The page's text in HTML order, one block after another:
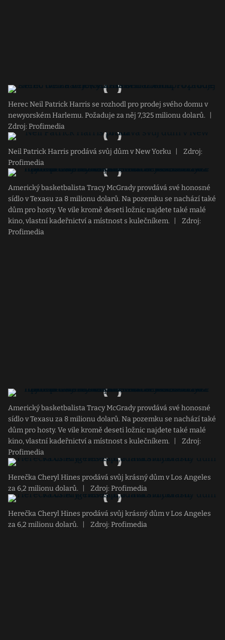
Herec Neil Patrick Harris se rozhodl pro prodej svého domu v
newyorském Harlemu. Požaduje za něj 7,325 milionu dolarů.
Zdroj: Profimedia
Neil Patrick Harris prodává svůj dům v New Yorku
Zdroj:
Profimedia
Americký basketbalista Tracy McGrady provdává své honosné
sídlo v Texasu za 8 milionu dolarů. Na pozemku se nachází také
dům pro hosty. Ve vile kromě deseti ložnic najdete také malé
kino, vlastní kadeřnictví a místnost s kulečníkem.
Zdroj:
Profimedia
Americký basketbalista Tracy McGrady provdává své honosné
sídlo v Texasu za 8 milionu dolarů. Na pozemku se nachází také
dům pro hosty. Ve vile kromě deseti ložnic najdete také malé
kino, vlastní kadeřnictví a místnost s kulečníkem.
Zdroj:
Profimedia
Herečka Cheryl Hines prodává svůj krásný dům v Los Angeles
za 6,2 milionu dolarů.
Zdroj: Profimedia
Herečka Cheryl Hines prodává svůj krásný dům v Los Angeles
za 6,2 milionu dolarů.
Zdroj: Profimedia